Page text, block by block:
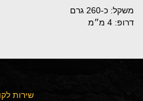
משקל: כ-260 גרם
דרופ: 4 מ״מ
שירות